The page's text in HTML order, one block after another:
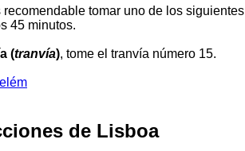
recomendable tomar uno de los siguientes
45 minutos.
(tranvía), tome el tranvía número 15.
de Lisboa